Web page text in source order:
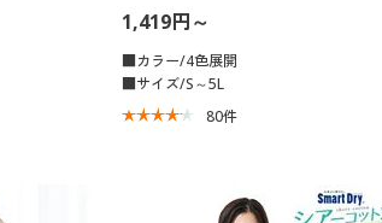
らっと気持ちいい吸汗速乾)
1,419円～
■カラー/4色展開
■サイズ/S～5L
80件